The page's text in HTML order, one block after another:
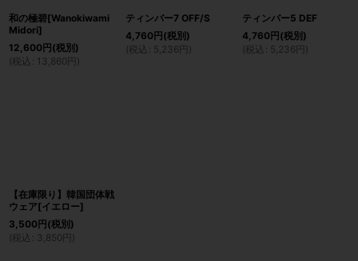
和の極碧[Wanokiwami
Midori]
12,600 円 (税別)
(税込 : 13,860 円 )
ティンバー7 OFF/S
4,760円 (税別)
(税込 : 5,236 円 )
ティンバー5 DEF
4,760円 (税別)
(税込 : 5,236 円 )
【在庫限り】韓国団体戦
ウェア[イエロー]
3,500 円 (税別)
(税込 : 3,850 円 )